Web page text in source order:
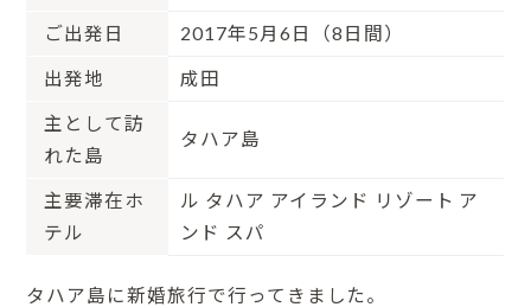
ご出発日 2017年5月6日（8日間）
出発地 成田
主として訪
れた島
タハア島
主要滞在ホ
テル
ル タハア アイランド リゾート ア
ンド スパ
タハア島に新婚旅行で行ってきました。